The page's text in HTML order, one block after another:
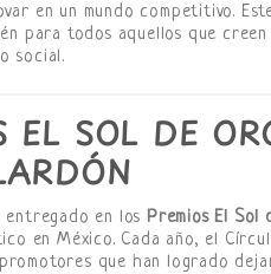
en un mundo competitivo.
para todos aquellos que
social.
EL SOL DE
entregado en los Premios El Sol
en México. Cada año, el
que han logrado